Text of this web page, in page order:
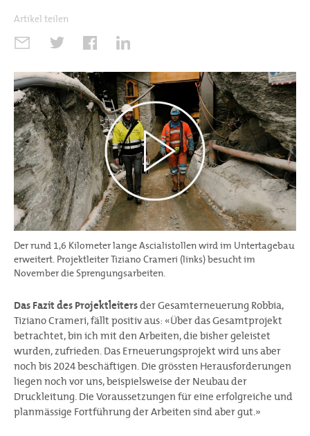
Artikel teilen
Der rund 1,6 Kilometer lange Ascialistollen wird im Untertagebau
erweitert. Projektleiter Tiziano Crameri (links) besucht im
November die Sprengungsarbeiten.
Das Fazit des Projektleitersder Gesamterneuerung Robbia,
Tiziano Crameri, fällt positiv aus: «Über das Gesamtprojekt
betrachtet, bin ich mit den Arbeiten, die bisher geleistet
wurden, zufrieden. Das Erneuerungsprojekt wird uns aber
noch bis 2024 beschäftigen. Die grössten Herausforderungen
liegen noch vor uns, beispielsweise der Neubau der
Druckleitung. Die Voraussetzungen für eine erfolgreiche und
planmässige Fortführung der Arbeiten sind aber gut.»